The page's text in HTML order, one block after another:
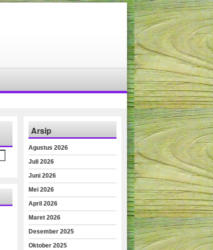
Arsip
Agustus 2026
Juli 2026
Juni 2026
Mei 2026
April 2026
Maret 2026
Desember 2025
Oktober 2025